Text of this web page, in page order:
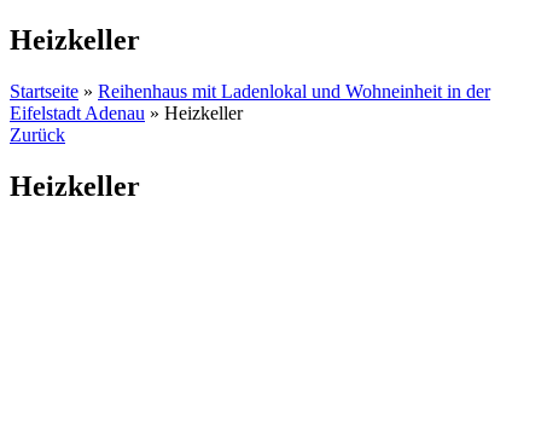
Heizkeller
Startseite » Reihenhaus mit Ladenlokal und Wohneinheit in der
Eifelstadt Adenau » Heizkeller
Zurück
Heizkeller